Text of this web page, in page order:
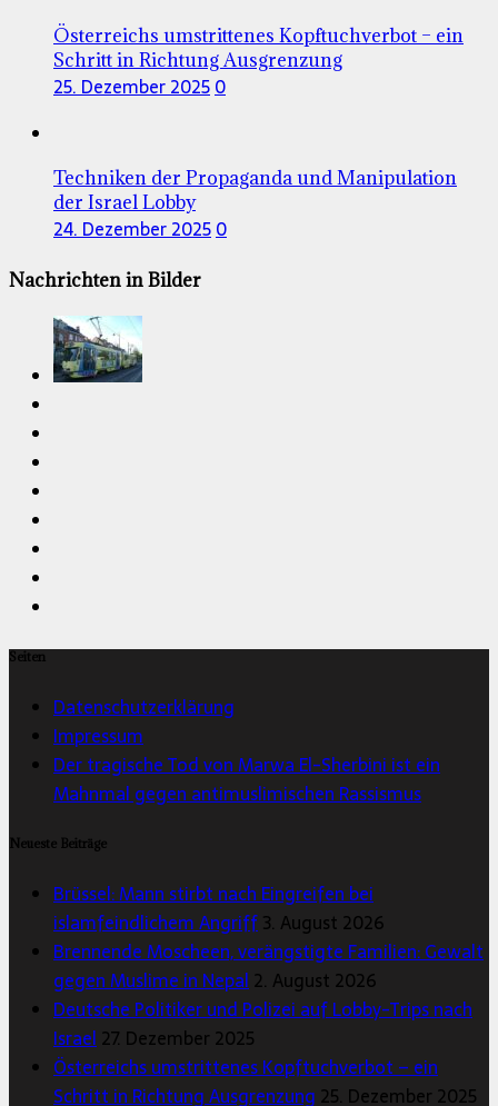
Österreichs umstrittenes Kopftuchverbot – ein
Schritt in Richtung Ausgrenzung
25. Dezember 20250
Techniken der Propaganda und Manipulation
der Israel Lobby
24. Dezember 20250
Nachrichten in Bilder
Seiten
Datenschutzerklärung
Impressum
Der tragische Tod von Marwa El-Sherbini ist ein
Mahnmal gegen antimuslimischen Rassismus
Neueste Beiträge
Brüssel: Mann stirbt nach Eingreifen bei
islamfeindlichem Angriff3. August 2026
Brennende Moscheen, verängstigte Familien: Gewalt
gegen Muslime in Nepal 2. August 2026
Deutsche Politiker und Polizei auf Lobby-Trips nach
Israel 27. Dezember 2025
Österreichs umstrittenes Kopftuchverbot – ein
Schritt in Richtung Ausgrenzung 25. Dezember 2025